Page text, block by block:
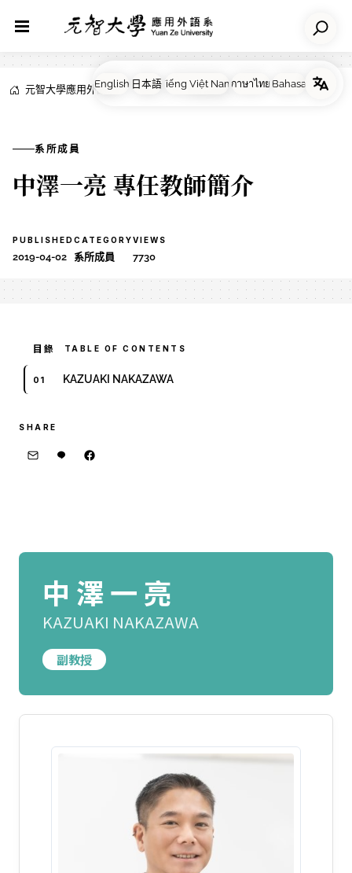
元智大學應用外語系 NEWS 系所成員
系所成員
中澤一亮 專任教師簡介
PUBLISHED
2019-04-02
CATEGORY
系所成員
VIEWS
7730
TABLE OF CONTENTS
KAZUAKI NAKAZAWA
SHARE
中 澤 一 亮
KAZUAKI NAKAZAWA
副教授